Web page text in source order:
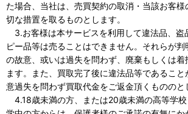
た場合、当社は、売買契約の取消・当該お客
切な措置を取るものとします。
3.お客様は本サービスを利用して違法品、盗
ピー品等は売ることはできません。それらが
の故意、或いは過失を問わず、廃棄もしくは
ます。また、買取完了後に違法品等であるこ
意過失を問わず買取代金をご返金頂くもののと
4.18歳未満の方、または20歳未満の高等学